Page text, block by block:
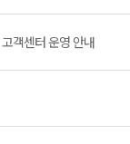
객센터 운영 안내